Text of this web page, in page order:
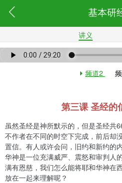
基本研
讲义
频道2
第三课 圣经的
虽然圣经是神所默示的，但是圣经共
不作者在不同的时空下完成，前后却
置信。有人或许会问，旧约和新约的
华神是一位充满威严、震怒和审判人
满有恩慈，我们怎么能将耶和华神在
放在一起来理解呢？